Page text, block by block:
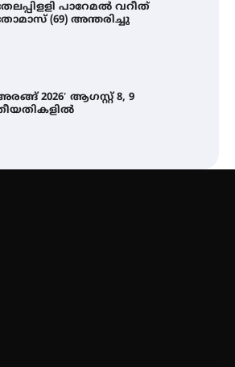
2026′ ആഗസ്റ്റ് 8, 9
മഴയ്ക്കും കാറ്റിനും
ഇരിങ്ങാലക്കുടയിൽ 4.4
മീറ്റർ മഴ ലഭിച്ചു